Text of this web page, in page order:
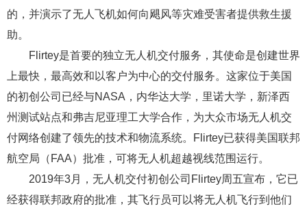
的，并演示了无人飞机如何向飓风等灾难受害者提供救生援
助。
Flirtey是首要的独立无人机交付服务，其使命是创建世界
上最快，最高效和以客户为中心的交付服务。这家位于美国
的初创公司已经与NASA，内华达大学，里诺大学，新泽西
州测试站点和弗吉尼亚理工大学合作，为大众市场无人机交
付网络创建了领先的技术和物流系统。Flirtey已获得美国联邦
航空局（FAA）批准，可将无人机超越视线范围运行。
2019年3月，无人机交付初创公司Flirtey周五宣布，它已
经获得联邦政府的批准，其飞行员可以将无人机飞行到他们